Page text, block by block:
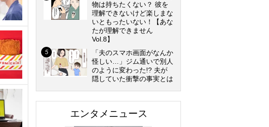
物は持ちたくない？ 彼を
理解できないけど楽しまな
いともったいない！【あな
たが理解できません
Vol.8】
「夫のスマホ画面がなんか
怪しい…」ジム通いで別人
のように変わった!? 夫が
隠していた衝撃の事実とは
エンタメニュース